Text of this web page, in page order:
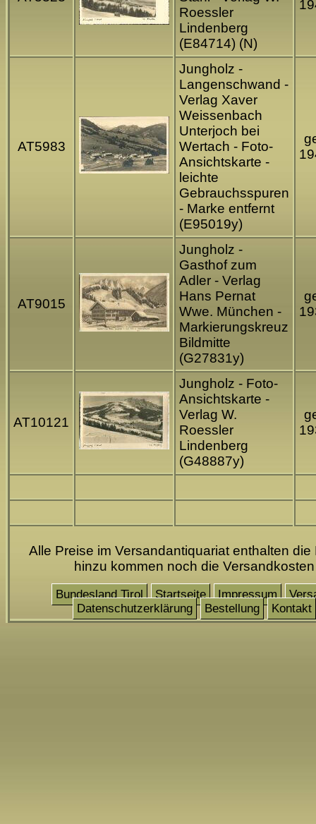
Roessler
Lindenberg
(E84714) (N)
AT5983
Jungholz -
Langenschwand -
Verlag Xaver
Weissenbach
Unterjoch bei
Wertach - Foto-
Ansichtskarte -
leichte
Gebrauchsspuren
- Marke entfernt
(E95019y)
AT9015
Jungholz -
Gasthof zum
Adler - Verlag
Hans Pernat
Wwe. München -
Markierungskreuz
Bildmitte
(G27831y)
AT10121
Jungholz - Foto-
Ansichtskarte -
Verlag W.
Roessler
Lindenberg
(G48887y)
Alle Preise im Versandantiquariat enthalten die
hinzu kommen noch die Versandkosten
Bundesland Tirol Startseite Impressum
Datenschutzerklärung
Bestellung Kontakt